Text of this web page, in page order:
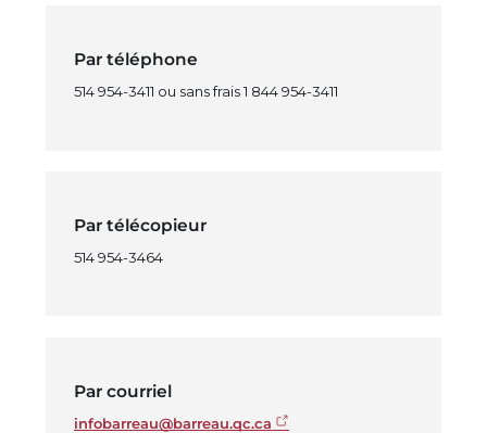
Par téléphone
514 954-3411 ou sans frais 1 844 954-3411
Par télécopieur
514 954-3464
Par courriel
infobarreau@barreau.qc.ca